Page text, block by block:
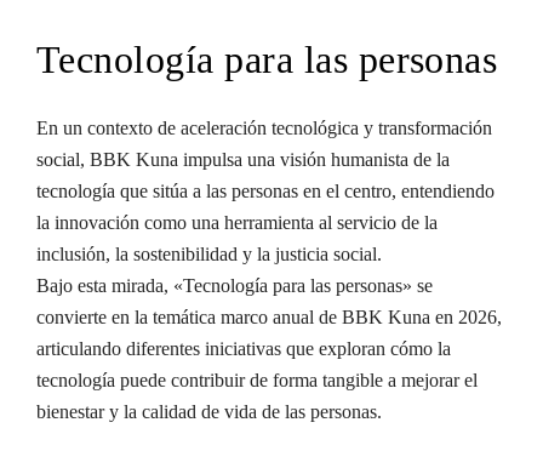
Tecnología para las personas
En un contexto de aceleración tecnológica y transformación
social, BBK Kuna impulsa una visión humanista de la
tecnología que sitúa a las personas en el centro, entendiendo
la innovación como una herramienta al servicio de la
inclusión, la sostenibilidad y la justicia social.
Bajo esta mirada, «Tecnología para las personas» se
convierte en la temática marco anual de BBK Kuna en 2026,
articulando diferentes iniciativas que exploran cómo la
tecnología puede contribuir de forma tangible a mejorar el
bienestar y la calidad de vida de las personas.